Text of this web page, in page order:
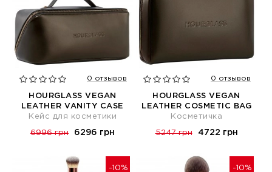
0 отзывов
HOURGLASS VEGAN
LEATHER VANITY CASE
Кейс для косметики
6996 грн 6296 грн
0 отзывов
HOURGLASS VEGAN
LEATHER COSMETIC BAG
Косметичка
5247 грн 4722 грн
-10% -10%